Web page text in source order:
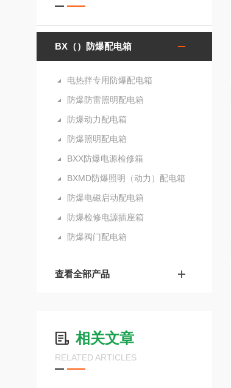
BX（）防爆配电箱
电热拌专用防爆配电箱
防爆防雷照明配电箱
防爆动力配电箱
防爆照明配电箱
BXX防爆电源检修箱
BXMD防爆照明（动力）配电箱
防爆电磁启动配电箱
防爆检修电源插座箱
防爆阀门配电箱
查看全部产品
相关文章
RELATED ARTICLES